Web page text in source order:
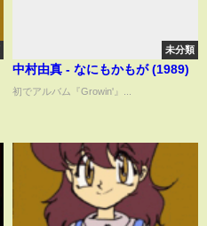
未分類
中村由真 - なにもかもが (1989)
初でアルバム『Growin'』...